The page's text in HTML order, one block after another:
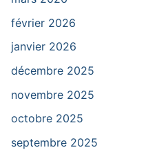
février 2026
janvier 2026
décembre 2025
novembre 2025
octobre 2025
septembre 2025